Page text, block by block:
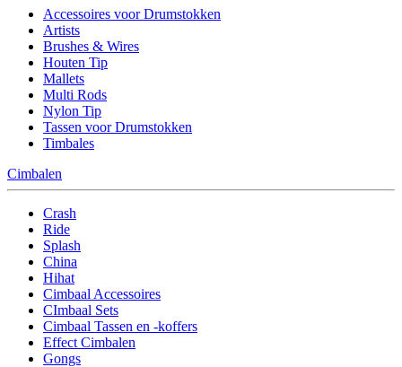
Accessoires voor Drumstokken
Artists
Brushes & Wires
Houten Tip
Mallets
Multi Rods
Nylon Tip
Tassen voor Drumstokken
Timbales
Cimbalen
Crash
Ride
Splash
China
Hihat
Cimbaal Accessoires
CImbaal Sets
Cimbaal Tassen en -koffers
Effect Cimbalen
Gongs